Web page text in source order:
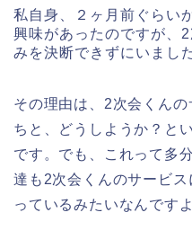
私自身、２ヶ月前ぐらい
興味があったのですが、
みを決断できずにいました
その理由は、2次会くん
ちと、どうしようか？と
です。でも、これって多
達も2次会くんのサービ
っているみたいなんですよ